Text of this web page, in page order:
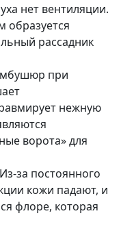
нет вентиляции.
образуется
рассадник
при
нежную
ворота» для
за постоянного
кожи падают, и
флоре, которая